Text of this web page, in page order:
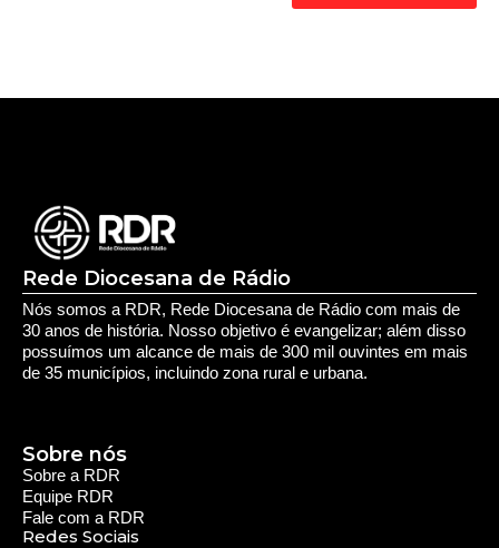
Rede Diocesana de Rádio
Nós somos a RDR, Rede Diocesana de Rádio com mais de
30 anos de história. Nosso objetivo é evangelizar; além disso
possuímos um alcance de mais de 300 mil ouvintes em mais
de 35 municípios, incluindo zona rural e urbana.
Sobre a RDR
Equipe RDR
Fale com a RDR
Redes Sociais
Sobre nós